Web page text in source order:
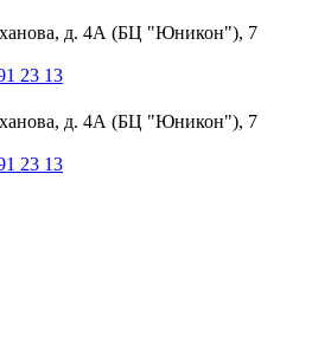
д. 4А (БЦ "Юникон"), 7
23 13
д. 4А (БЦ "Юникон"), 7
23 13